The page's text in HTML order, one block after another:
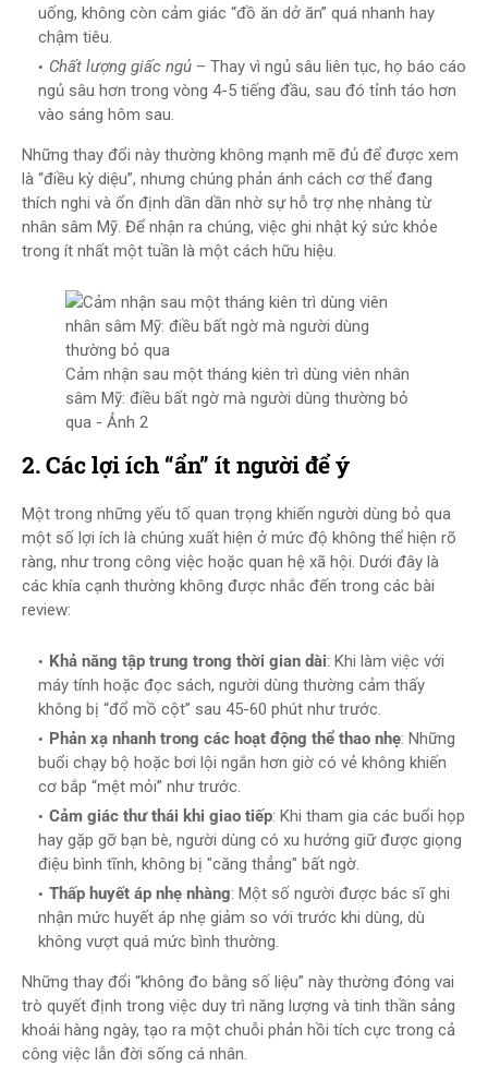
uống, không còn cảm giác “đồ ăn dở ăn” quá nhanh hay
chậm tiêu.
Chất lượng giấc ngủ – Thay vì ngủ sâu liên tục, họ báo cáo
ngủ sâu hơn trong vòng 4-5 tiếng đầu, sau đó tỉnh táo hơn
vào sáng hôm sau.
Những thay đổi này thường không mạnh mẽ đủ để được xem
là “điều kỳ diệu”, nhưng chúng phản ánh cách cơ thể đang
thích nghi và ổn định dần dần nhờ sự hỗ trợ nhẹ nhàng từ
nhân sâm Mỹ. Để nhận ra chúng, việc ghi nhật ký sức khỏe
trong ít nhất một tuần là một cách hữu hiệu.
Cảm nhận sau một tháng kiên trì dùng viên nhân
sâm Mỹ: điều bất ngờ mà người dùng thường bỏ
qua - Ảnh 2
2. Các lợi ích “ẩn” ít người để ý
Một trong những yếu tố quan trọng khiến người dùng bỏ qua
một số lợi ích là chúng xuất hiện ở mức độ không thể hiện rõ
ràng, như trong công việc hoặc quan hệ xã hội. Dưới đây là
các khía cạnh thường không được nhắc đến trong các bài
review:
Khả năng tập trung trong thời gian dài: Khi làm việc với
máy tính hoặc đọc sách, người dùng thường cảm thấy
không bị “đổ mồ cột” sau 45-60 phút như trước.
Phản xạ nhanh trong các hoạt động thể thao nhẹ: Những
buổi chạy bộ hoặc bơi lội ngắn hơn giờ có vẻ không khiến
cơ bắp “mệt mỏi” như trước.
Cảm giác thư thái khi giao tiếp: Khi tham gia các buổi họp
hay gặp gỡ bạn bè, người dùng có xu hướng giữ được giọng
điệu bình tĩnh, không bị "căng thẳng" bất ngờ.
Thấp huyết áp nhẹ nhàng: Một số người được bác sĩ ghi
nhận mức huyết áp nhẹ giảm so với trước khi dùng, dù
không vượt quá mức bình thường.
Những thay đổi “không đo bằng số liệu” này thường đóng vai
trò quyết định trong việc duy trì năng lượng và tinh thần sảng
khoái hàng ngày, tạo ra một chuỗi phản hồi tích cực trong cả
công việc lẫn đời sống cá nhân.